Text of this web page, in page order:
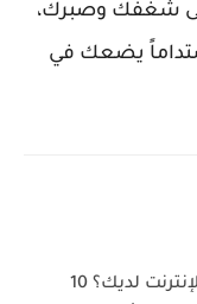
شغفك وصبرك،
يضعك في
كيف تزيد سرعة الإنترنت لديك؟ 10